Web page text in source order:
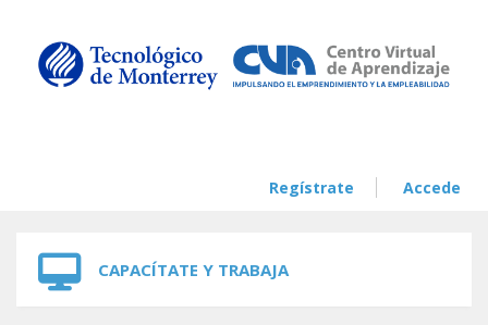
Regístrate Accede
CAPACÍTATE Y TRABAJA